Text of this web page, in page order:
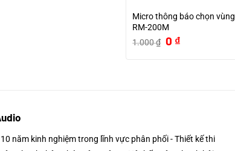
Micro thông báo chọn vùng
RM-200M
1.000₫ Giá
gốc
0 ₫Giá
hiện
năm kinh nghiệm trong lĩnh vực phân phối - Thiết kế thi